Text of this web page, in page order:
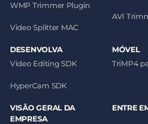
WMP Trimmer Plugin
Video Splitter MAC
AVI
DESENVOLVA
Video Editing SDK
HyperCam SDK
MÓVEL
TriMP4
VISÃO GERAL DA
EMPRESA
ENTRE